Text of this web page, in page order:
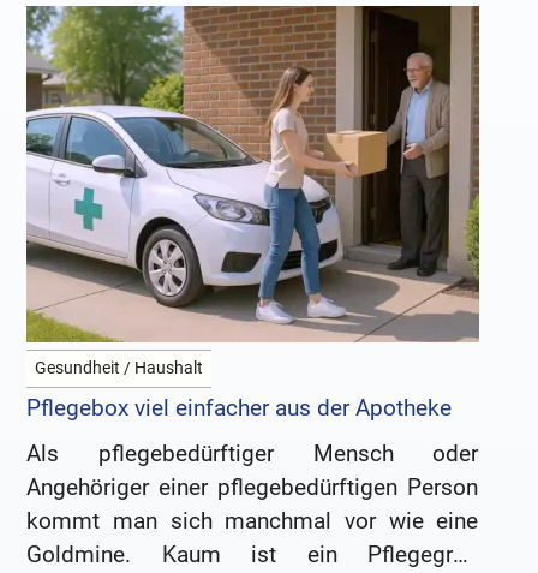
Gesundheit / Haushalt
Pflegebox viel einfacher aus der Apotheke
Als pflegebedürftiger Mensch oder
Angehöriger einer pflegebedürftigen Person
kommt man sich manchmal vor wie eine
Goldmine. Kaum ist ein Pflegegrad